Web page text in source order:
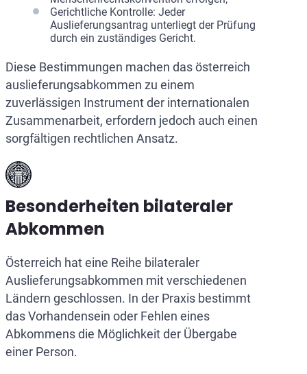
Gerichtliche Kontrolle: Jeder
Auslieferungsantrag unterliegt der Prüfung
durch ein zuständiges Gericht.
Diese Bestimmungen machen das österreich
auslieferungsabkommen zu einem
zuverlässigen Instrument der internationalen
Zusammenarbeit, erfordern jedoch auch einen
sorgfältigen rechtlichen Ansatz.
Besonderheiten bilateraler
Abkommen
Österreich hat eine Reihe bilateraler
Auslieferungsabkommen mit verschiedenen
Ländern geschlossen. In der Praxis bestimmt
das Vorhandensein oder Fehlen eines
Abkommens die Möglichkeit der Übergabe
einer Person.